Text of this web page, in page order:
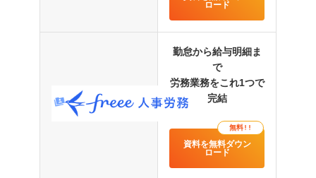
ロード
勤怠から給与明細ま
で
労務業務をこれ1つで
完結
無料!!
資料を無料ダウン
ロード